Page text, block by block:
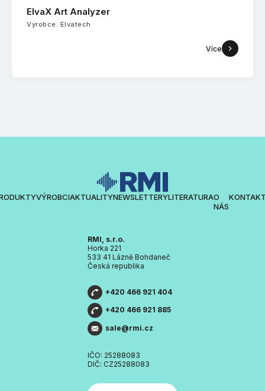
ElvaX Art Analyzer
Výrobce: Elvatech
Více
VÝROBCIAKTUALITYNEWSLETTERYLITERATURAO
NÁS
RMI, s.r.o.
Horka 221
533 41 Lázně Bohdaneč
Česká republika
+420 466 921 404
+420 466 921 885
sale@rmi.cz
IČO: 25288083
DIČ: CZ25288083